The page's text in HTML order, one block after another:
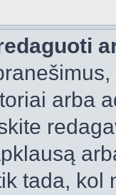
arba
tada, kol